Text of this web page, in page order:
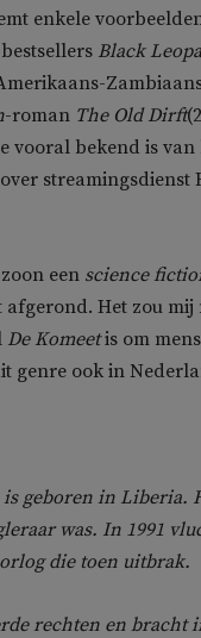
enkele
Black
-roman The Old Dirft
vooral bekend is
streamingsdienst
een science
Het zou
De Komeetis om
genre ook in
is geboren in Liberia.
was. In 1991
die toen uitbrak.
rechten en bracht